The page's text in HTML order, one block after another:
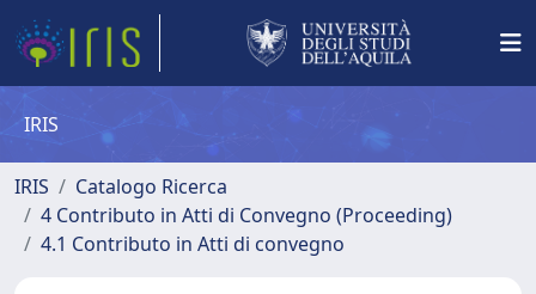
IRIS
IRIS
Catalogo Ricerca
4 Contributo in Atti di Convegno (Proceeding)
4.1 Contributo in Atti di convegno